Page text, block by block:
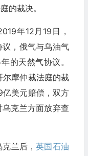
的裁决。
年12月19日，
，俄气与乌油气
的天然气协议。
摩仲裁法庭的裁
美元赔偿，双方
克兰方面放弃查
兰后，英国石油